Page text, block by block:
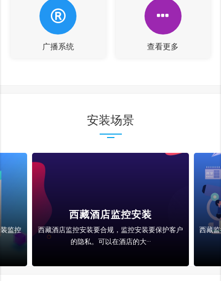
广播系统 查看更多
安装场景
监控
西藏酒店监控安装
西藏酒店监控安装要合规，监控安装要保护客户
的隐私。可以在酒店的大···
西藏